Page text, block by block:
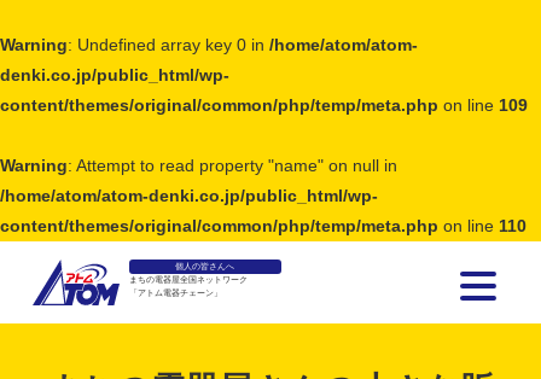
Warning: Undefined array key 0 in /home/atom/atom-
denki.co.jp/public_html/wp-
content/themes/original/common/php/temp/meta.php on line 109
Warning: Attempt to read property "name" on null in
/home/atom/atom-denki.co.jp/public_html/wp-
content/themes/original/common/php/temp/meta.php on line 110
アトム電器チェーン
個人の皆さんへ
まちの電器屋全国ネットワーク
「アトム電器チェーン」